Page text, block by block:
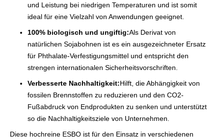
und Leistung bei niedrigen Temperaturen und ist somit
ideal für eine Vielzahl von Anwendungen geeignet.
100% biologisch und ungiftig:Als Derivat von
natürlichen Sojabohnen ist es ein ausgezeichneter Ersatz
für Phthalate-Verfestigungsmittel und entspricht den
strengen internationalen Sicherheitsvorschriften.
Verbesserte Nachhaltigkeit:Hilft, die Abhängigkeit von
fossilen Brennstoffen zu reduzieren und den CO2-
Fußabdruck von Endprodukten zu senken und unterstützt
so die Nachhaltigkeitsziele von Unternehmen.
Diese hochreine ESBO ist für den Einsatz in verschiedenen